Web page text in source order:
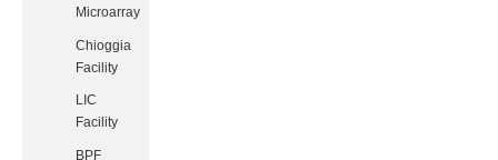
Microarray
Chioggia
Facility
LIC
Facility
BPF